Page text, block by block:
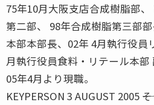
75年10月大阪支店合成樹脂部
第二部、 98年合成樹脂第三部
本部本部長、02年 4月執行役員
月執行役員食料・リテール本部
05年4月より現職。
KEYPERSON 3 AUGUST 2005